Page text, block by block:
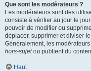
Que sont les modérateurs ?
Les modérateurs sont des
consiste à vérifier au jour le
pouvoir de modifier ou
déplacer, supprimer et diviser
Généralement, les
hors-sujetou publient du
Haut